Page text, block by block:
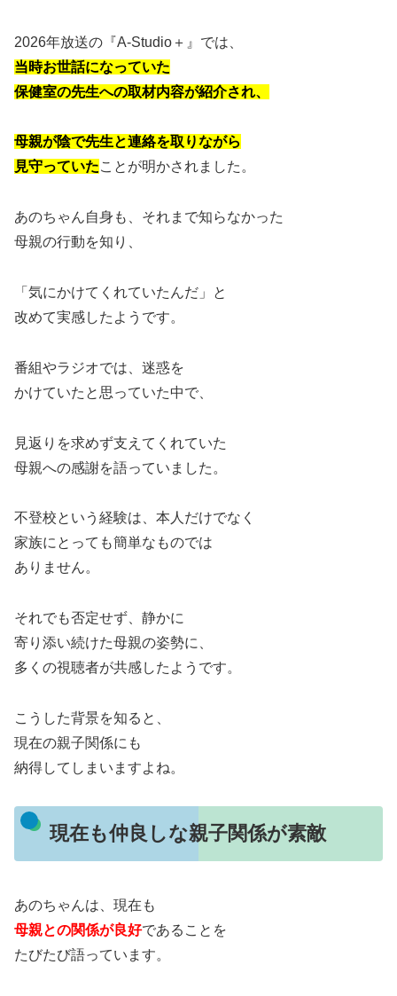
2026年放送の『A-Studio＋』では、
当時お世話になっていた
保健室の先生への取材内容が紹介され、
母親が陰で先生と連絡を取りながら
見守っていたことが明かされました。
あのちゃん自身も、それまで知らなかった
母親の行動を知り、
「気にかけてくれていたんだ」と
改めて実感したようです。
番組やラジオでは、迷惑を
かけていたと思っていた中で、
見返りを求めず支えてくれていた
母親への感謝を語っていました。
不登校という経験は、本人だけでなく
家族にとっても簡単なものでは
ありません。
それでも否定せず、静かに
寄り添い続けた母親の姿勢に、
多くの視聴者が共感したようです。
こうした背景を知ると、
現在の親子関係にも
納得してしまいますよね。
現在も仲良しな親子関係が素敵
あのちゃんは、現在も
母親との関係が良好であることを
たびたび語っています。